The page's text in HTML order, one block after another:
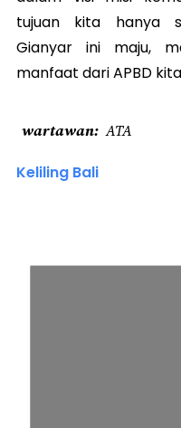
tujuan kita hanya
Gianyar ini maju,
manfaat dari APBD
wartawan ATA
Keliling Bali